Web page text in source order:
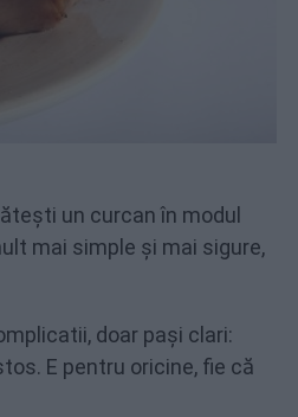
un curcan în modul
mai simple și mai sigure,
doar pași clari:
E pentru oricine, fie că